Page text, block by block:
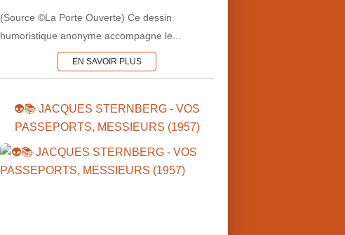
(Source ©La Porte Ouverte) Ce dessin
humoristique anonyme accompagne le...
EN SAVOIR PLUS
JACQUES STERNBERG (BE)
👽📚 JACQUES STERNBERG - VOS
PASSEPORTS, MESSIEURS (1957)